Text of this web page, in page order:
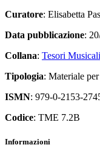
Curatore: Elisabetta
Data pubblicazione:
Collana: Tesori
Tipologia: Materiale
ISMN: 979-0-2153-
Codice: TME 7.2B
Informazioni